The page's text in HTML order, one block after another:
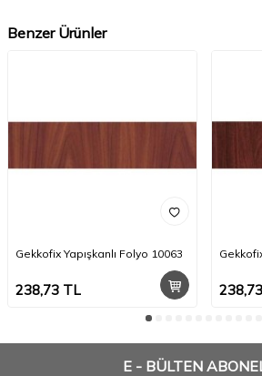
Benzer Ürünler
Gekkofix Yapışkanlı Folyo 10063
238,73 TL 238,73
E - BÜLTEN